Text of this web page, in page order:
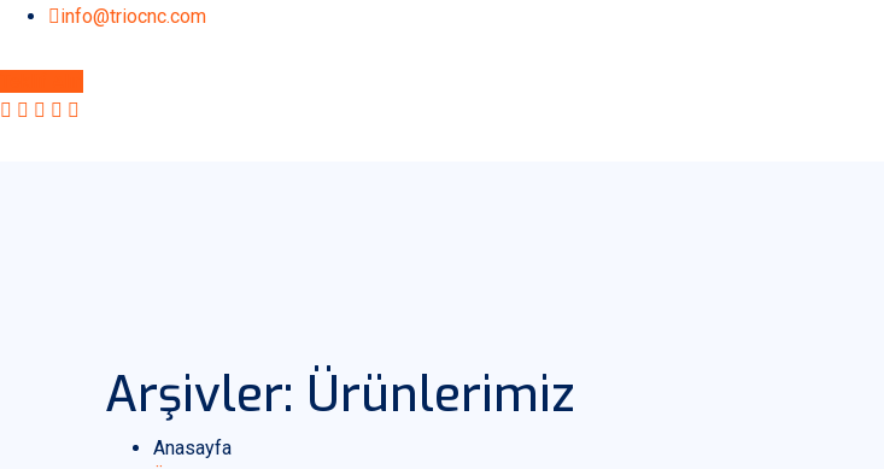
info@triocnc.com
Arşivler: Ürünlerimiz
Anasayfa